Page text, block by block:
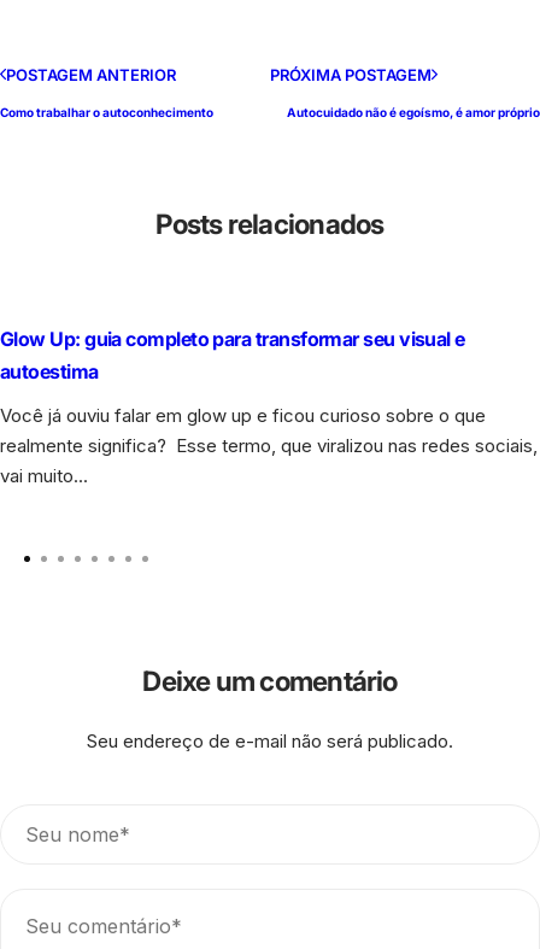
POSTAGEM ANTERIOR
Como trabalhar o autoconhecimento
PRÓXIMA POSTAGEM
Autocuidado não é egoísmo, é amor próprio
Posts relacionados
Glow Up: guia completo para transformar seu visual e
autoestima
Você já ouviu falar em glow up e ficou curioso sobre o que
realmente significa? Esse termo, que viralizou nas redes sociais,
vai muito...
Deixe um comentário
Seu endereço de e-mail não será publicado.